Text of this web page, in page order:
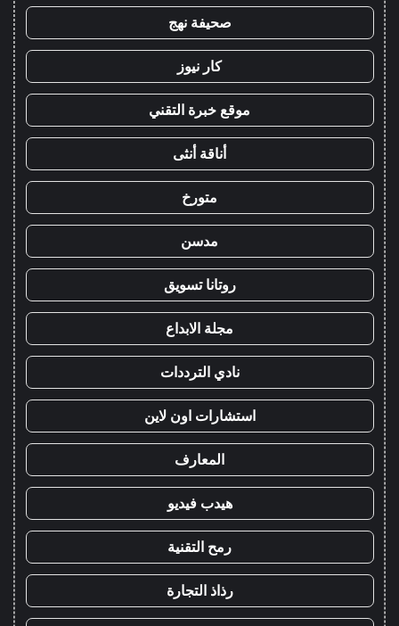
صحيفة نهج
كار نيوز
موقع خبرة التقني
أناقة أنثى
متورخ
مدسن
روتانا تسويق
مجلة الابداع
نادي الترددات
استشارات اون لاين
المعارف
هيدب فيديو
رمح التقنية
رذاذ التجارة